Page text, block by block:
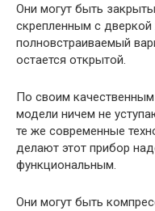
Они могут быть закрыты
скрепленным с дверкой
полновстраиваемый
остается открытой.
По своим
модели ничем не
те же современные
делают этот прибор
функциональным.
Они могут быть